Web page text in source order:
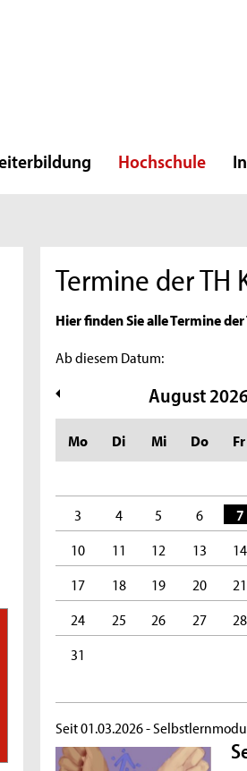
Hochschule
Termine der TH
Hier finden Sie alle Termine
Ab diesem Datum:
August
Mo Di Mi Do Fr
3
4 5 6 7
10
11 12 13 14
17
18 19 20 21
24
25 26 27 28
31
Seit 01.03.2026 -